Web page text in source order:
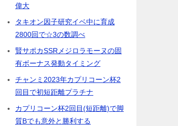
偉大
タキオン因子研究イベ中に育成
2800回で☆3の数調べ
賢サポカSSRメジロラモーヌの固
有ボーナス発動タイミング
チャンミ2023年カプリコーン杯2
回目で初短距離プラチナ
カプリコーン杯2回目(短距離)で脚
質Bでも意外と勝利する